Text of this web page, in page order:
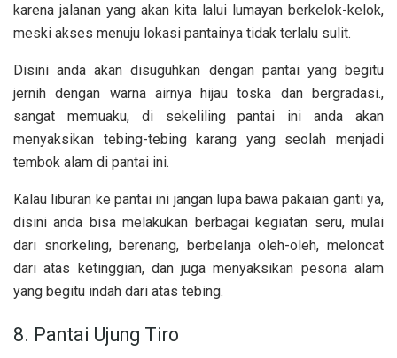
karena jalanan yang akan kita lalui lumayan berkelok-kelok,
meski akses menuju lokasi pantainya tidak terlalu sulit.
Disini anda akan disuguhkan dengan pantai yang begitu
jernih dengan warna airnya hijau toska dan bergradasi.,
sangat memuaku, di sekeliling pantai ini anda akan
menyaksikan tebing-tebing karang yang seolah menjadi
tembok alam di pantai ini.
Kalau liburan ke pantai ini jangan lupa bawa pakaian ganti ya,
disini anda bisa melakukan berbagai kegiatan seru, mulai
dari snorkeling, berenang, berbelanja oleh-oleh, meloncat
dari atas ketinggian, dan juga menyaksikan pesona alam
yang begitu indah dari atas tebing.
8. Pantai Ujung Tiro